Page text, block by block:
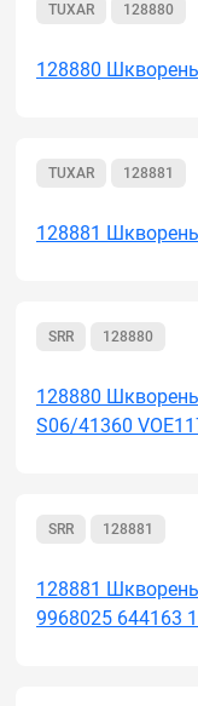
TUXAR 128880
128880
TUXAR 128881
128881
SRR 128880
128880
S06/41360
SRR 128881
128881
9968025 644163